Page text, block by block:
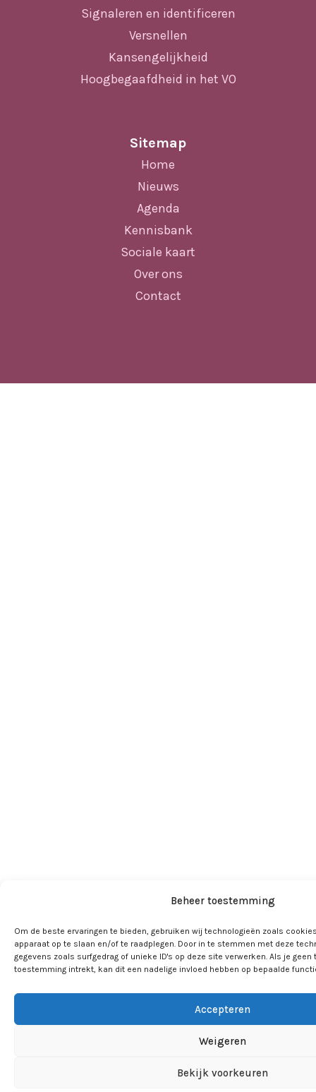
Beheer toestemming
Om de beste ervaringen te bieden, gebruiken wij technologieën zoals
apparaat op te slaan en/of te raadplegen. Door in te stemmen met deze
gegevens zoals surfgedrag of unieke ID's op deze site verwerken. Als je
toestemming intrekt, kan dit een nadelige invloed hebben op bepaalde
Accepteren
Weigeren
Bekijk voorkeuren
Signaleren en identificeren
Versnellen
Kansengelijkheid
Hoogbegaafdheid in het VO
Sitemap
Home
Nieuws
Agenda
Kennisbank
Sociale kaart
Over ons
Contact